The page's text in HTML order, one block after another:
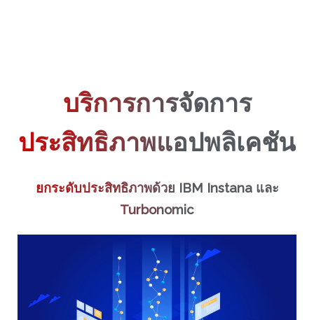
บริการการจัดการ
ประสิทธิภาพแอปพลิเคชัน
ยกระดับประสิทธิภาพด้วย IBM Instana และ
Turbonomic